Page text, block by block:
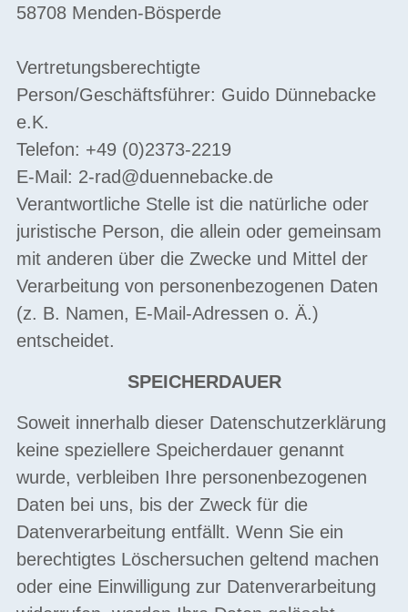
58708 Menden-Bösperde
Vertretungsberechtigte
Person/Geschäftsführer: Guido Dünnebacke
e.K.
Telefon: +49 (0)2373-2219
E-Mail: 2-rad@duennebacke.de
Verantwortliche Stelle ist die natürliche oder
juristische Person, die allein oder gemeinsam
mit anderen über die Zwecke und Mittel der
Verarbeitung von personenbezogenen Daten
(z. B. Namen, E-Mail-Adressen o. Ä.)
entscheidet.
SPEICHERDAUER
Soweit innerhalb dieser Datenschutzerklärung
keine speziellere Speicherdauer genannt
wurde, verbleiben Ihre personenbezogenen
Daten bei uns, bis der Zweck für die
Datenverarbeitung entfällt. Wenn Sie ein
berechtigtes Löschersuchen geltend machen
oder eine Einwilligung zur Datenverarbeitung